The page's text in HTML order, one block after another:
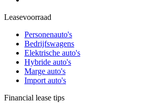
Leasevoorraad
Personenauto's
Bedrijfswagens
Elektrische auto's
Hybride auto's
Marge auto's
Import auto's
Financial lease tips